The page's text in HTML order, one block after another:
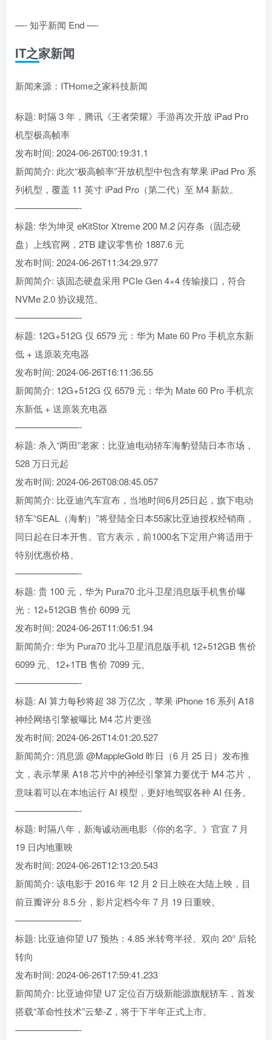
—- 知乎新闻 End —-
IT之家新闻
新闻来源：ITHome之家科技新闻
标题: 时隔 3 年，腾讯《王者荣耀》手游再次开放 iPad Pro
机型极高帧率
发布时间: 2024-06-26T00:19:31.1
新闻简介: 此次“极高帧率”开放机型中包含有苹果 iPad Pro 系
列机型，覆盖 11 英寸 iPad Pro（第二代）至 M4 新款。
———————-
标题: 华为坤灵 eKitStor Xtreme 200 M.2 闪存条（固态硬
盘）上线官网，2TB 建议零售价 1887.6 元
发布时间: 2024-06-26T11:34:29.977
新闻简介: 该固态硬盘采用 PCIe Gen 4×4 传输接口，符合
NVMe 2.0 协议规范。
———————-
标题: 12G+512G 仅 6579 元：华为 Mate 60 Pro 手机京东新
低 + 送原装充电器
发布时间: 2024-06-26T16:11:36.55
新闻简介: 12G+512G 仅 6579 元：华为 Mate 60 Pro 手机京
东新低 + 送原装充电器
———————-
标题: 杀入“两田”老家：比亚迪电动轿车海豹登陆日本市场，
528 万日元起
发布时间: 2024-06-26T08:08:45.057
新闻简介: 比亚迪汽车宣布，当地时间6月25日起，旗下电动
轿车“SEAL（海豹）”将登陆全日本55家比亚迪授权经销商，
同日起在日本开售。官方表示，前1000名下定用户将适用于
特别优惠价格。
———————-
标题: 贵 100 元，华为 Pura70 北斗卫星消息版手机售价曝
光：12+512GB 售价 6099 元
发布时间: 2024-06-26T11:06:51.94
新闻简介: 华为 Pura70 北斗卫星消息版手机 12+512GB 售价
6099 元、12+1TB 售价 7099 元。
———————-
标题: AI 算力每秒将超 38 万亿次，苹果 iPhone 16 系列 A18
神经网络引擎被曝比 M4 芯片更强
发布时间: 2024-06-26T14:01:20.527
新闻简介: 消息源 @MappleGold 昨日（6 月 25 日）发布推
文，表示苹果 A18 芯片中的神经引擎算力要优于 M4 芯片，
意味着可以在本地运行 AI 模型，更好地驾驭各种 AI 任务。
———————-
标题: 时隔八年，新海诚动画电影《你的名字。》官宣 7 月
19 日内地重映
发布时间: 2024-06-26T12:13:20.543
新闻简介: 该电影于 2016 年 12 月 2 日上映在大陆上映，目
前豆瓣评分 8.5 分，影片定档今年 7 月 19 日重映。
———————-
标题: 比亚迪仰望 U7 预热：4.85 米转弯半径、双向 20° 后轮
转向
发布时间: 2024-06-26T17:59:41.233
新闻简介: 比亚迪仰望 U7 定位百万级新能源旗舰轿车，首发
搭载“革命性技术”云辇-Z，将于下半年正式上市。
———————-